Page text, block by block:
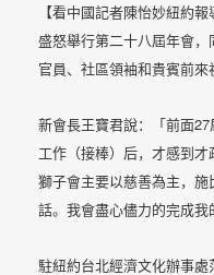
【看中國記者陳怡妙紐約報
盛怒舉行第二十八屆年會
官員、社區領袖和貴賓前來
新會長王寶君說：「前面27
工作（接棒）后，才感到才
獅子會主要以慈善為主，
話。我會盡心儘力的完成我
駐紐約台北經濟文化辦事